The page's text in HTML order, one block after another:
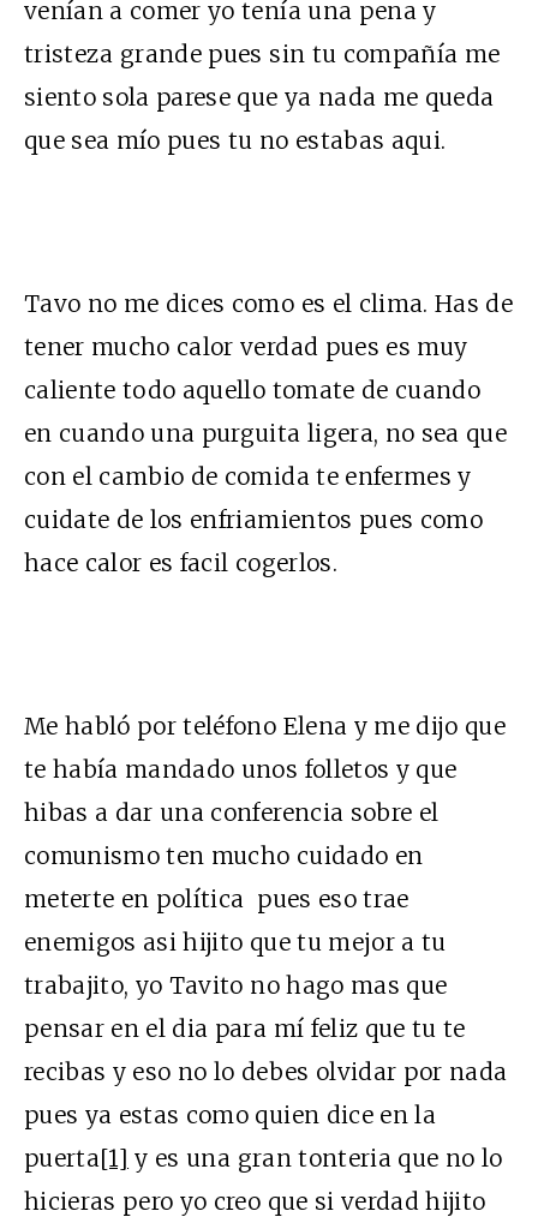
venían a comer yo tenía una pena y
tristeza grande pues sin tu compañía me
siento sola parese que ya nada me queda
que sea mío pues tu no estabas aqui.
Tavo no me dices como es el clima. Has de
tener mucho calor verdad pues es muy
caliente todo aquello tomate de cuando
en cuando una purguita ligera, no sea que
con el cambio de comida te enfermes y
cuidate de los enfriamientos pues como
hace calor es facil cogerlos.
Me habló por teléfono Elena y me dijo que
te había mandado unos folletos y que
hibas a dar una conferencia sobre el
comunismo ten mucho cuidado en
meterte en política pues eso trae
enemigos asi hijito que tu mejor a tu
trabajito, yo Tavito no hago mas que
pensar en el dia para mí feliz que tu te
recibas y eso no lo debes olvidar por nada
pues ya estas como quien dice en la
puerta[1] y es una gran tonteria que no lo
hicieras pero yo creo que si verdad hijito